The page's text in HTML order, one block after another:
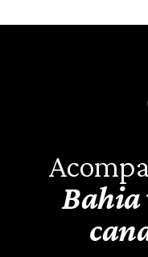
Bahia